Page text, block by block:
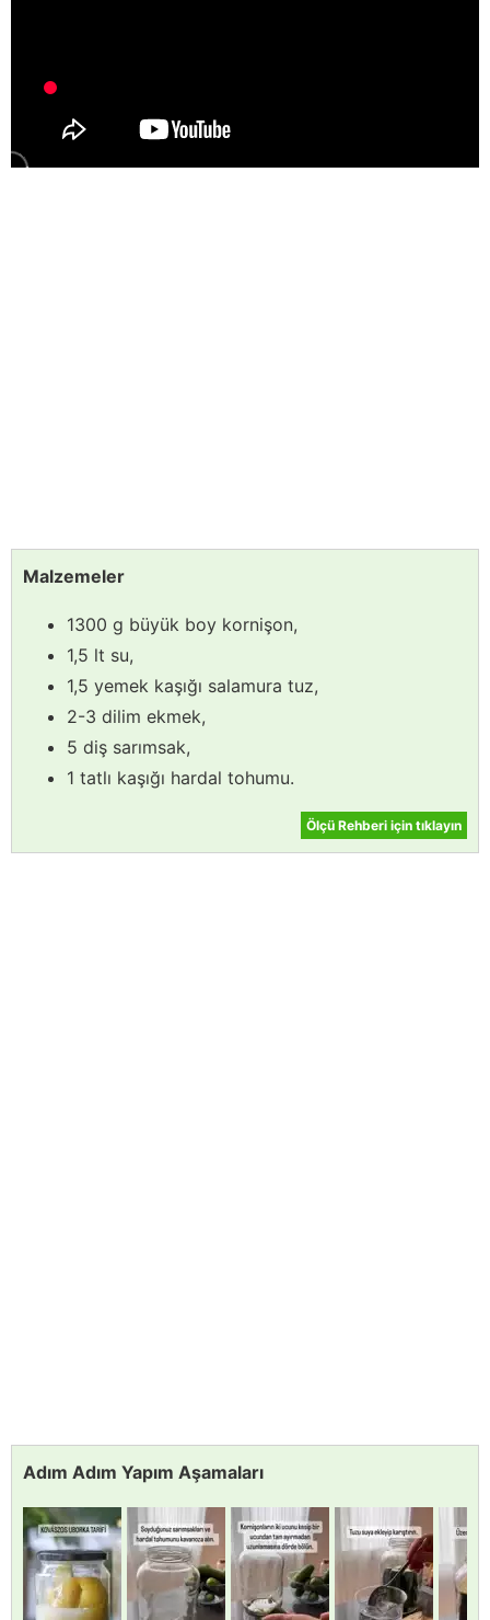
Malzemeler
1300 g büyük boy kornişon,
1,5 lt su,
1,5 yemek kaşığı salamura tuz,
2-3 dilim ekmek,
5 diş sarımsak,
1 tatlı kaşığı hardal tohumu.
Ölçü Rehberi için tıklayın
Adım Adım Yapım Aşamaları